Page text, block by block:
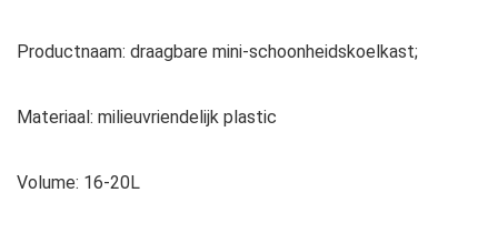
Productnaam: draagbare mini-schoonheidskoelkast;
Materiaal: milieuvriendelijk plastic
Volume: 16-20L